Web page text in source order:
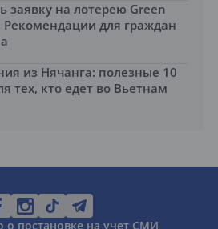
заявку на лотерею Green
Рекомендации для граждан
из Нячанга: полезные 10
тех, кто едет во Вьетнам
о постановке на учет СМИ